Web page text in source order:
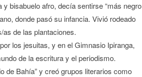
bisabuelo afro, decía sentirse “más negro
donde pasó su infancia. Vivió rodeado
de las plantaciones.
los jesuitas, y en el Gimnasio Ipiranga,
de la escritura y el periodismo.
de Bahía” y creó grupos literarios como